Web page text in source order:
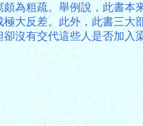
為粗疏。舉例說，此書
大反差。此外，此書三
沒有交代這些人是否加